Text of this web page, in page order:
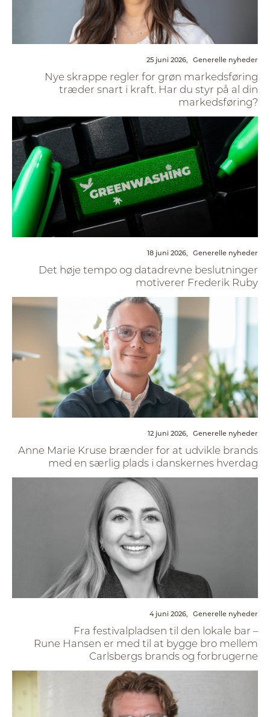
25 juni 2026, Generelle nyheder
Nye skrappe regler for grøn markedsføring
træder snart i kraft. Har du styr på al din
markedsføring?
18 juni 2026, Generelle nyheder
Det høje tempo og datadrevne beslutninger
motiverer Frederik Ruby
12 juni 2026, Generelle nyheder
Anne Marie Kruse brænder for at udvikle brands
med en særlig plads i danskernes hverdag
4 juni 2026, Generelle nyheder
Fra festivalpladsen til den lokale bar –
Rune Hansen er med til at bygge bro mellem
Carlsbergs brands og forbrugerne